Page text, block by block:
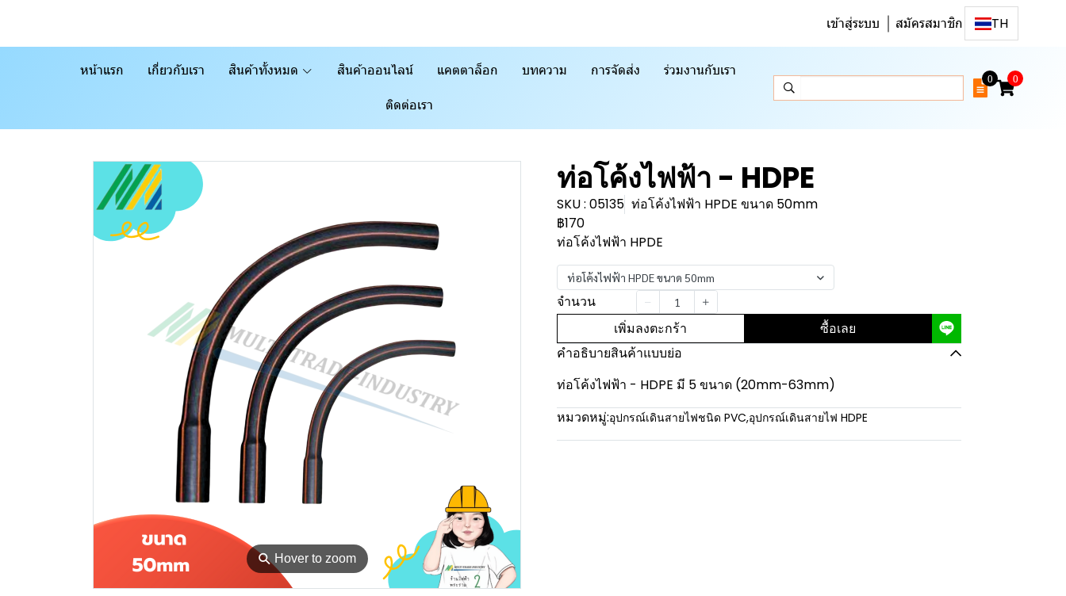
เข้าสู่ระบบ สมัครสมาชิก TH
หน้าแรก เกี่ยวกับเรา สินค้าทั้งหมด สินค้าออนไลน์ แคตตาล็อก บทความ การจัดส่ง ร่วมงานกับเรา
ติดต่อเรา
0 0
⚲ Hover to zoom
ท่อโค้งไฟฟ้า - HDPE
SKU : 05135 ท่อโค้งไฟฟ้า HPDE ขนาด 50mm
฿170
ท่อโค้งไฟฟ้า HPDE
ท่อโค้งไฟฟ้า HPDE ขนาด 50mm
จำนวน
เพิ่มลงตะกร้า ซื้อเลย
คำอธิบายสินค้าแบบย่อ
ท่อโค้งไฟฟ้า - HDPE มี 5 ขนาด (20mm-63mm)
หมวดหมู่:อุปกรณ์เดินสายไฟชนิด PVC,อุปกรณ์เดินสายไฟ HDPE